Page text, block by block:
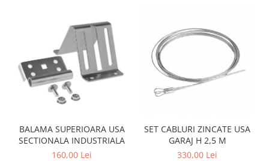
BALAMA SUPERIOARA USA
SECTIONALA INDUSTRIALA
160,00 Lei
SET CABLURI ZINCATE USA
GARAJ H 2,5 M
330,00 Lei